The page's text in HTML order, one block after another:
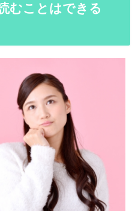
むことはできる